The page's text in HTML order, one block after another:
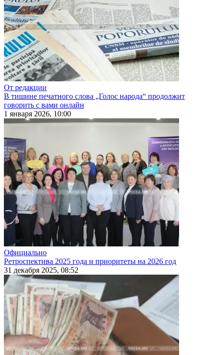
От редакции
В тишине печатного слова „Голос народа“ продолжит
говорить с вами онлайн
1 января 2026, 10:00
Официально
Ретроспектива 2025 года и приоритеты на 2026 год
31 декабря 2025, 08:52